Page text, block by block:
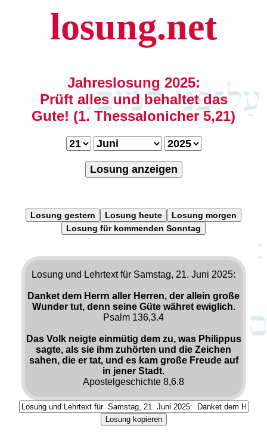
losung.net
Jahreslosung 2025:
Prüft alles und behaltet das
Gute! (1. Thessalonicher 5,21)
Losung anzeigen
Losung gestern Losung heute
Losung morgen
Losung für kommenden Sonntag
Losung und Lehrtext für Samstag, 21. Juni 2025:
Danket dem Herrn aller Herren, der allein große
Wunder tut, denn seine Güte währet ewiglich.
Psalm 136,3.4
Das Volk neigte einmütig dem zu, was Philippus
sagte, als sie ihm zuhörten und die Zeichen
sahen, die er tat, und es kam große Freude auf
in jener Stadt.
Apostelgeschichte 8,6.8
Losung kopieren